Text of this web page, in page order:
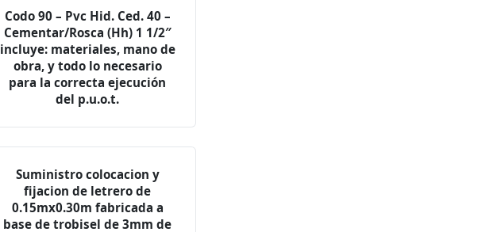
Codo 90 – Pvc Hid. Ced. 40 –
Cementar/Rosca (Hh) 1 1/2″
incluye: materiales, mano de
obra, y todo lo necesario
para la correcta ejecución
del p.u.o.t.
Suministro colocacion y
fijacion de letrero de
0.15mx0.30m fabricada a
base de trobisel de 3mm de